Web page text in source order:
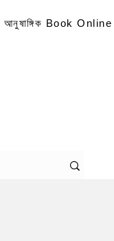
আনুষাঙ্গিক Book Online